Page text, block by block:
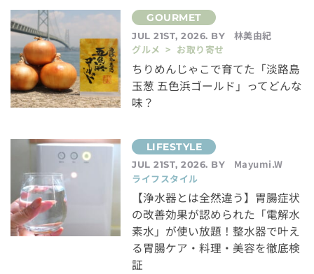
JUL 21ST, 2026. BY
林美由紀
グルメ > お取り寄せ
ちりめんじゃこで育てた「淡路島
玉葱 五色浜ゴールド」ってどんな
味？
JUL 21ST, 2026. BY
Mayumi.W
ライフスタイル
【浄水器とは全然違う】胃腸症状
の改善効果が認められた「電解水
素水」が使い放題！整水器で叶え
る胃腸ケア・料理・美容を徹底検
証